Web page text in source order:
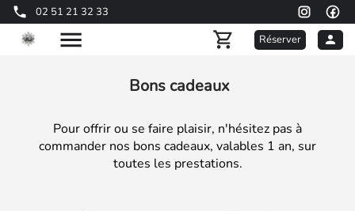
02 51 21 32 33
Réserver
Bons cadeaux
Pour offrir ou se faire plaisir, n'hésitez pas à
commander nos bons cadeaux, valables 1 an, sur
toutes les prestations.